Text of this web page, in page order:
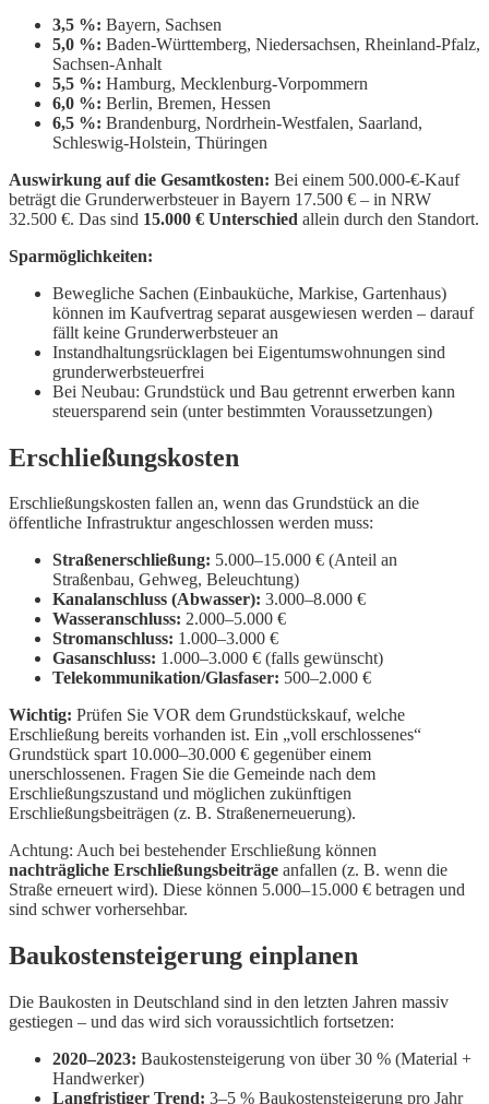
3,5 %: Bayern, Sachsen
5,0 %: Baden-Württemberg, Niedersachsen, Rheinland-Pfalz,
Sachsen-Anhalt
5,5 %: Hamburg, Mecklenburg-Vorpommern
6,0 %: Berlin, Bremen, Hessen
6,5 %: Brandenburg, Nordrhein-Westfalen, Saarland,
Schleswig-Holstein, Thüringen
Auswirkung auf die Gesamtkosten: Bei einem 500.000-€-Kauf
beträgt die Grunderwerbsteuer in Bayern 17.500 € – in NRW
32.500 €. Das sind 15.000 € Unterschied allein durch den Standort.
Sparmöglichkeiten:
Bewegliche Sachen (Einbauküche, Markise, Gartenhaus)
können im Kaufvertrag separat ausgewiesen werden – darauf
fällt keine Grunderwerbsteuer an
Instandhaltungsrücklagen bei Eigentumswohnungen sind
grunderwerbsteuerfrei
Bei Neubau: Grundstück und Bau getrennt erwerben kann
steuersparend sein (unter bestimmten Voraussetzungen)
Erschließungskosten
Erschließungskosten fallen an, wenn das Grundstück an die
öffentliche Infrastruktur angeschlossen werden muss:
Straßenerschließung: 5.000–15.000 € (Anteil an
Straßenbau, Gehweg, Beleuchtung)
Kanalanschluss (Abwasser): 3.000–8.000 €
Wasseranschluss: 2.000–5.000 €
Stromanschluss: 1.000–3.000 €
Gasanschluss: 1.000–3.000 € (falls gewünscht)
Telekommunikation/Glasfaser: 500–2.000 €
Wichtig: Prüfen Sie VOR dem Grundstückskauf, welche
Erschließung bereits vorhanden ist. Ein „voll erschlossenes“
Grundstück spart 10.000–30.000 € gegenüber einem
unerschlossenen. Fragen Sie die Gemeinde nach dem
Erschließungszustand und möglichen zukünftigen
Erschließungsbeiträgen (z. B. Straßenerneuerung).
Achtung: Auch bei bestehender Erschließung können
nachträgliche Erschließungsbeiträge anfallen (z. B. wenn die
Straße erneuert wird). Diese können 5.000–15.000 € betragen und
sind schwer vorhersehbar.
Baukostensteigerung einplanen
Die Baukosten in Deutschland sind in den letzten Jahren massiv
gestiegen – und das wird sich voraussichtlich fortsetzen:
2020–2023: Baukostensteigerung von über 30 % (Material +
Handwerker)
Langfristiger Trend: 3–5 % Baukostensteigerung pro Jahr